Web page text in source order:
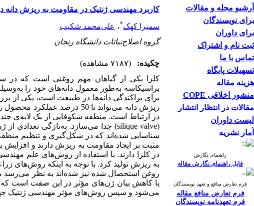
آرشیو مجله و مقالات
برای نویسندگان
برای داوران
ثبت نام و اشتراک
تماس با ما
تسهیلات پایگاه
هزینه مقاله
منشور اخلاقی COPE
مقالات در انتظار انتشار
لیست داوران
آمار نشریه
راهنمای نگارش
فایل راهنمای نگارش مقاله
فرم تعارض منافع و تعهد نویسندگان
فرم تعارض منافع مقاله
فرم تعهدنامه نویسندگان
کاربرد مهندسی ژنتیک در مقاومت به ریزش دانه در
سمیرا کهک*، علی‌محمد شکیب
گروه اصلاح‌نباتات دانشگاه زنجان
چکیده:
(۷۱۸۷ مشاهده)
کلزا یکی از گیاهان مهم روغنی است که در
براسیکاسه به‌طور معمول دانه‌های خود را
برای پراکندگی دانه‌ها در طبیعت است، یکی از
ریزش دانه می‌تواند تا 50
در کلزا دارند. با استفاده از روش‌های علم
به ریزش تولید کرد. با توجه به اینکه روش‌های
روغن استحصال شده نیز شده‌اند به نظر می‌رسد
یا کاهش بیان ژن‌های مؤثر در این صفت است که در
می‌شود و سپس روش‌های مؤثر مهندسی ژنتیک